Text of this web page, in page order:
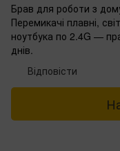
Брав для роботи з
Перемикачі плавні,
ноутбука по 2.4G —
днів.
Відповісти